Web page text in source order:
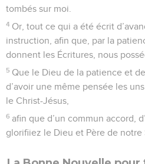
tombés sur moi.
4 Or, tout ce qui a été écrit
instruction, afin que, par la
donnent les Écritures, nous
5 Que le Dieu de la patience et
d’avoir une même pensée les
le Christ-Jésus,
6 afin que d’un commun accord,
glorifiiez le Dieu et Père de notre